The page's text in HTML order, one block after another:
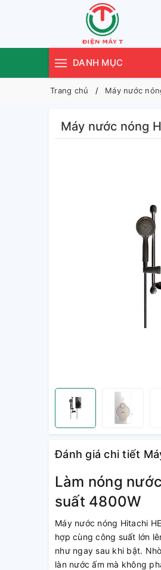
DANH MỤC
Trang chủ Máy nước
Máy nước nóng
Đánh giá chi tiết
Làm nóng
suất 4800W
Máy nước nóng Hitachi
hợp cùng công suất lớn
như ngay sau khi bật.
làn nước ấm mà không